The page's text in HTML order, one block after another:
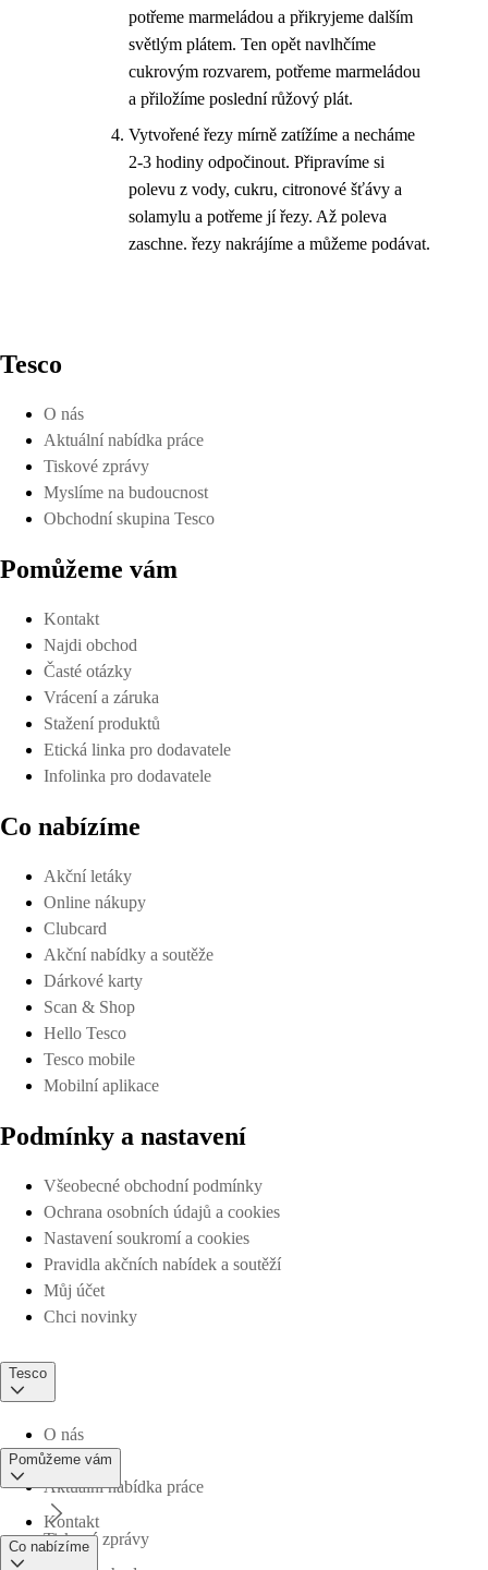
potřeme marmeládou a přikryjeme dalším
světlým plátem. Ten opět navlhčíme
cukrovým rozvarem, potřeme marmeládou
a přiložíme poslední růžový plát.
Vytvořené řezy mírně zatížíme a necháme
2-3 hodiny odpočinout. Připravíme si
polevu z vody, cukru, citronové šťávy a
solamylu a potřeme jí řezy. Až poleva
zaschne. řezy nakrájíme a můžeme podávat.
Tesco
O nás
Aktuální nabídka práce
Tiskové zprávy
Myslíme na budoucnost
Obchodní skupina Tesco
Pomůžeme vám
Kontakt
Najdi obchod
Časté otázky
Vrácení a záruka
Stažení produktů
Etická linka pro dodavatele
Infolinka pro dodavatele
Co nabízíme
Akční letáky
Online nákupy
Clubcard
Akční nabídky a soutěže
Dárkové karty
Scan & Shop
Hello Tesco
Tesco mobile
Mobilní aplikace
Podmínky a nastavení
Všeobecné obchodní podmínky
Ochrana osobních údajů a cookies
Nastavení soukromí a cookies
Pravidla akčních nabídek a soutěží
Můj účet
Chci novinky
Tesco
O nás
Aktuální nabídka práce
Tiskové zprávy
Pomůžeme vám
Kontakt
Co nabízíme